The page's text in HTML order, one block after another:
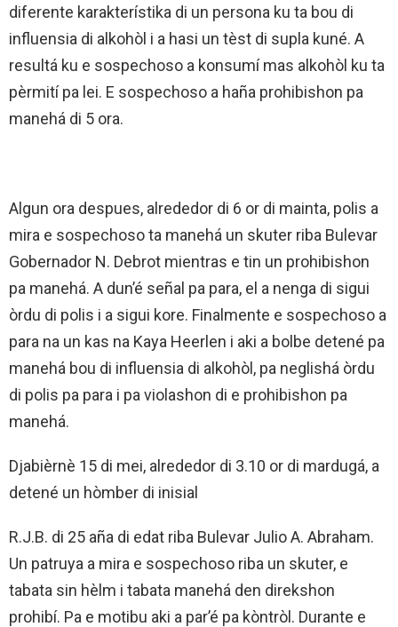
diferente karakterístika di un persona ku ta bou di
influensia di alkohòl i a hasi un tèst di supla kuné. A
resultá ku e sospechoso a konsumí mas alkohòl ku ta
pèrmití pa lei. E sospechoso a haña prohibishon pa
manehá di 5 ora.
Algun ora despues, alrededor di 6 or di mainta, polis a
mira e sospechoso ta manehá un skuter riba Bulevar
Gobernador N. Debrot mientras e tin un prohibishon
pa manehá. A dun’é señal pa para, el a nenga di sigui
òrdu di polis i a sigui kore. Finalmente e sospechoso a
para na un kas na Kaya Heerlen i aki a bolbe detené pa
manehá bou di influensia di alkohòl, pa neglishá òrdu
di polis pa para i pa violashon di e prohibishon pa
manehá.
Djabièrnè 15 di mei, alrededor di 3.10 or di mardugá, a
detené un hòmber di inisial
R.J.B. di 25 aña di edat riba Bulevar Julio A. Abraham.
Un patruya a mira e sospechoso riba un skuter, e
tabata sin hèlm i tabata manehá den direkshon
prohibí. Pa e motibu aki a par’é pa kòntròl. Durante e